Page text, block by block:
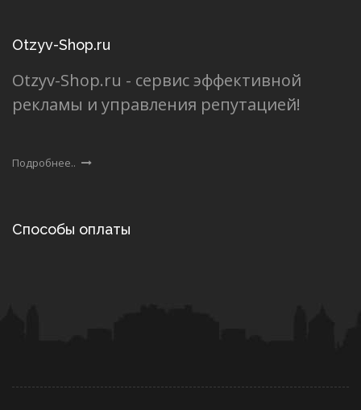
Otzyv-Shop.ru
Otzyv-Shop.ru - сервис эффективной
рекламы и управления репутацией!
Подробнее..
Способы оплаты